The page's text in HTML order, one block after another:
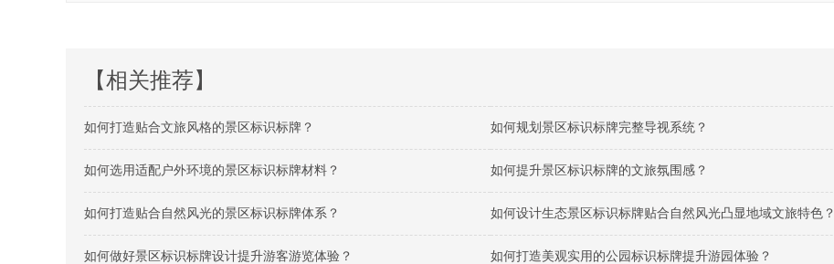
【相关推荐】
如何打造贴合文旅风格的景区标识标牌？ 如何规划景区标识标牌完整导视系统？
如何选用适配户外环境的景区标识标牌材料？ 如何提升景区标识标牌的文旅氛围感？
如何打造贴合自然风光的景区标识标牌体系？ 如何设计生态景区标识标牌贴合自然风光凸显地域文旅特色？
如何做好景区标识标牌设计提升游客游览体验？ 如何打造美观实用的公园标识标牌提升游园体验？